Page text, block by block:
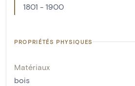
1801 - 1900
PROPRIÉTÉS PHYSIQUES
Matériaux
bois